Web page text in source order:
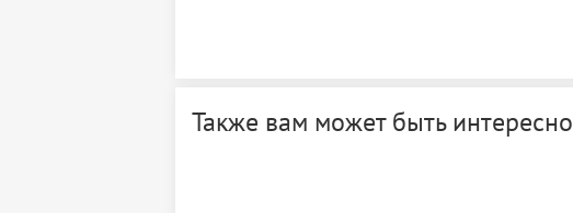
Также вам может быть интересно